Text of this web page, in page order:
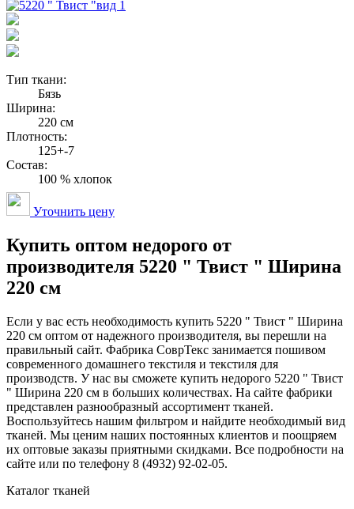
вид 1
Тип ткани:
Бязь
Ширина:
220 см
Плотность:
125+-7
Состав:
100 % хлопок
Уточнить цену
Купить оптом недорого от
производителя 5220 " Твист " Ширина
220 см
Если у вас есть необходимость купить 5220 " Твист " Ширина
220 см оптом от надежного производителя, вы перешли на
правильный сайт. Фабрика СоврТекс занимается пошивом
современного домашнего текстиля и текстиля для
производств. У нас вы сможете купить недорого 5220 " Твист
" Ширина 220 см в больших количествах. На сайте фабрики
представлен разнообразный ассортимент тканей.
Воспользуйтесь нашим фильтром и найдите необходимый вид
тканей. Мы ценим наших постоянных клиентов и поощряем
их оптовые заказы приятными скидками. Все подробности на
сайте или по телефону 8 (4932) 92-02-05.
Каталог тканей